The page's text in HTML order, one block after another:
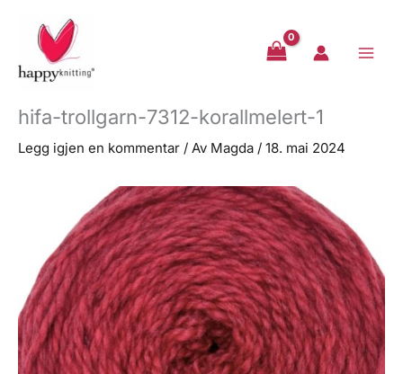
innholdet
hifa-trollgarn-7312-korallmelert-1
Legg igjen en kommentar / Av Magda / 18. mai 2024